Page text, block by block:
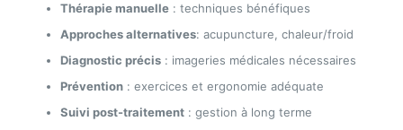
Thérapie manuelle: techniques bénéfiques
Approches alternatives: acupuncture, chaleur/froid
Diagnostic précis: imageries médicales nécessaires
Prévention: exercices et ergonomie adéquate
Suivi post-traitement: gestion à long terme